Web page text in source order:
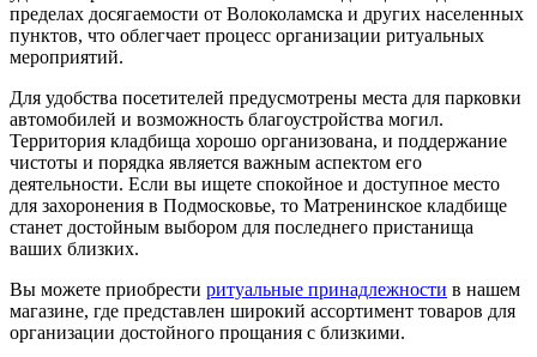
пределах досягаемости от Волоколамска и других населенных
пунктов, что облегчает процесс организации ритуальных
мероприятий.
Для удобства посетителей предусмотрены места для парковки
автомобилей и возможность благоустройства могил.
Территория кладбища хорошо организована, и поддержание
чистоты и порядка является важным аспектом его
деятельности. Если вы ищете спокойное и доступное место
для захоронения в Подмосковье, то Матренинское кладбище
станет достойным выбором для последнего пристанища
ваших близких.
Вы можете приобрести ритуальные принадлежности в нашем
магазине, где представлен широкий ассортимент товаров для
организации достойного прощания с близкими.